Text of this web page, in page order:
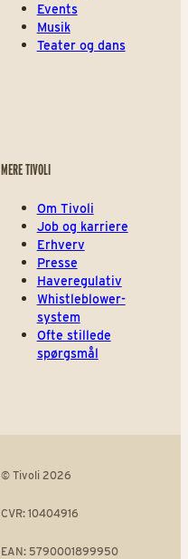
Events
Musik
Teater og dans
MERE TIVOLI
Om Tivoli
Job og karriere
Erhverv
Presse
Haveregulativ
Whistleblower-
system
Ofte stillede
spørgsmål
© Tivoli 2026
CVR: 10404916
EAN: 5790001899950